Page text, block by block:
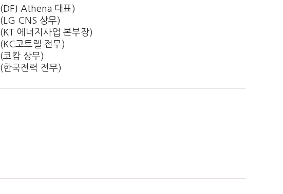
(DFJ Athena 대표)
(LG CNS 상무)
(KT 에너지사업 본부장)
(KC코트렐 전무)
(코캄 상무)
(한국전력 전무)